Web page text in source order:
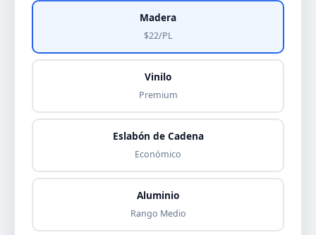
Madera
$22/PL
Vinilo
Premium
Eslabón de Cadena
Económico
Aluminio
Rango Medio